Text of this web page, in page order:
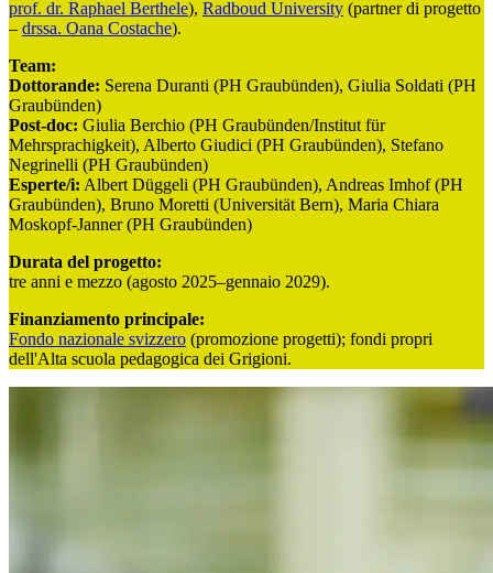
prof. dr. Raphael Berthele), Radboud University (partner di progetto
– drssa. Oana Costache).
Team:
Dottorande: Serena Duranti (PH Graubünden), Giulia Soldati (PH
Graubünden)
Post-doc: Giulia Berchio (PH Graubünden/Institut für
Mehrsprachigkeit), Alberto Giudici (PH Graubünden), Stefano
Negrinelli (PH Graubünden)
Esperte/i: Albert Düggeli (PH Graubünden), Andreas Imhof (PH
Graubünden), Bruno Moretti (Universität Bern), Maria Chiara
Moskopf-Janner (PH Graubünden)
Durata del progetto:
tre anni e mezzo (agosto 2025–gennaio 2029).
Finanziamento principale:
Fondo nazionale svizzero (promozione progetti); fondi propri
dell'Alta scuola pedagogica dei Grigioni.